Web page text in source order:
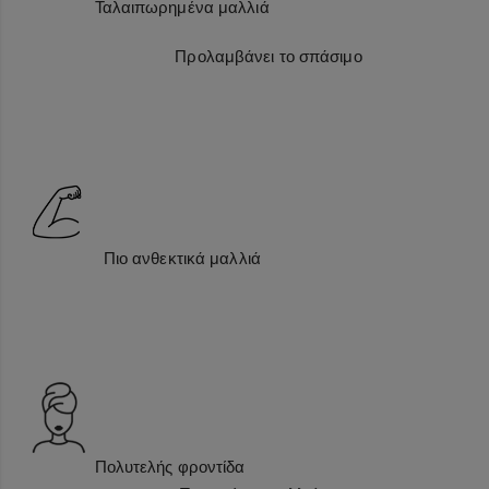
Ταλαιπωρημένα μαλλιά
Προλαμβάνει το σπάσιμο
Πιο ανθεκτικά μαλλιά
Πολυτελής φροντίδα